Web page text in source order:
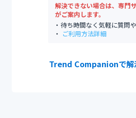
解決できない場合は、専門
がご案内します。
待ち時間なく気軽に質問
ご利用方法詳細
Trend Companionで解